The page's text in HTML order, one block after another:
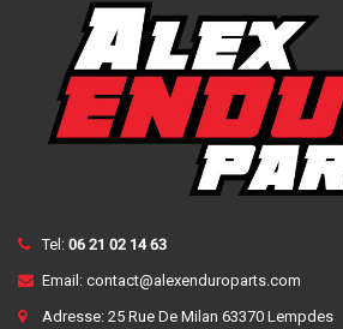
Tel: 06 21 02 14 63
Email: contact@alexenduroparts.com
Adresse: 25 Rue De Milan 63370 Lempdes